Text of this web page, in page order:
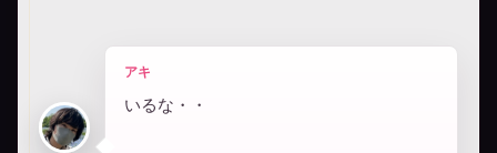
アキ
いるな・・